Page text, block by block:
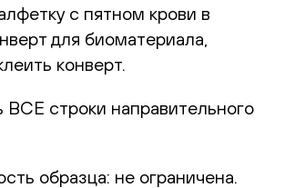
с пятном крови в
для биоматериала,
конверт.
ВСЕ строки направительного
образца: не ограничена.